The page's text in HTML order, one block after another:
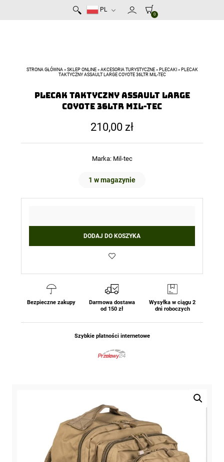
PL
0
STRONA GŁÓWNA» SKLEP ONLINE» AKCESORIA TURYSTYCZNE» PLECAKI » PLECAK
TAKTYCZNY ASSAULT LARGE COYOTE 36LTR MIL-TEC
Plecak taktyczny Assault Large
Coyote 36ltr MIL-TEC
210,00 zł
Marka: Mil-tec
1 w magazynie
DODAJ DO KOSZYKA
Bezpieczne zakupy
Darmowa dostawa
od 150 zł
Wysyłka w ciągu 2
dni roboczych
Szybkie płatności internetowe